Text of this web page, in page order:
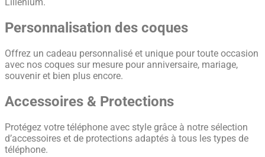
Personnalisation des coques
Offrez un cadeau personnalisé et unique pour toute occasion
avec nos coques sur mesure pour anniversaire, mariage,
souvenir et bien plus encore.
Accessoires & Protections
Protégez votre téléphone avec style grâce à notre sélection
d’accessoires et de protections adaptés à tous les types de
téléphone.